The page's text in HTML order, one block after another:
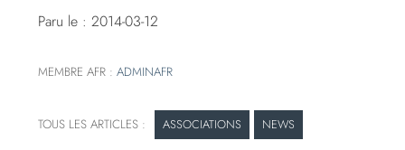
Paru le : 2014-03-12
MEMBRE AFR :ADMINAFR
ASSOCIATIONS NEWS